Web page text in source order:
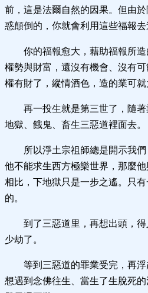
前，這是法爾自然的因果。但由
惑顛倒的，你就會利用這些福報去
你的福報愈大，藉助福報所
權勢與財富，還沒有機會、沒有
權有財了，縱情酒色，造的業可就
再一投生就是第三世了，隨
地獄、餓鬼、畜生三惡道裡面去。
所以淨土宗祖師總是開示我
他不能求生西方極樂世界，那麼
相比，下地獄只是一步之遙。只
的。
到了三惡道里，再想出頭，
少劫了。
等到三惡道的罪業受完，再
想遇到念佛往生、當生了生脫死